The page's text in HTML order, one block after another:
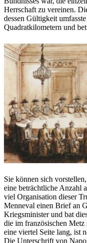
Herrschaft zu vereinen.
dessen Gültigkeit
Quadratkilometern und
Sie können sich
eine beträchtliche Anzahl
viel Organisation dieser
Menneval einen Brief an
Kriegsminister und bat
die im französischen
eine viertel Seite lang, ist
Die Unterschrift von